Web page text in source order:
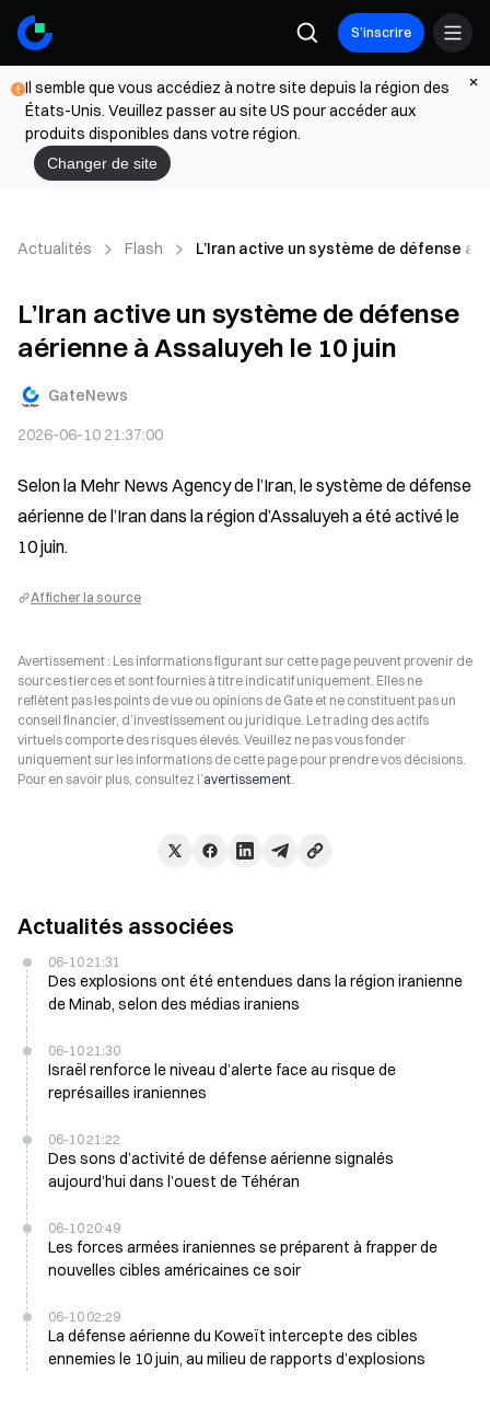
S’inscrire
Il semble que vous accédiez à notre site depuis la région des
États-Unis. Veuillez passer au site US pour accéder aux
produits disponibles dans votre région.
Changer de site
Actualités Flash L’Iran active un système de défense
L’Iran active un système de défense
aérienne à Assaluyeh le 10 juin
GateNews
2026-06-10 21:37:00
Selon la Mehr News Agency de l’Iran, le système de défense
aérienne de l’Iran dans la région d’Assaluyeh a été activé le
10 juin.
Afficher la source
Avertissement : Les informations figurant sur cette page peuvent provenir de
sources tierces et sont fournies à titre indicatif uniquement. Elles ne
reflètent pas les points de vue ou opinions de Gate et ne constituent pas un
conseil financier, d’investissement ou juridique. Le trading des actifs
virtuels comporte des risques élevés. Veuillez ne pas vous fonder
uniquement sur les informations de cette page pour prendre vos décisions.
Pour en savoir plus, consultez l’avertissement.
Actualités associées
06-10 21:31
Des explosions ont été entendues dans la région iranienne
de Minab, selon des médias iraniens
06-10 21:30
Israël renforce le niveau d’alerte face au risque de
représailles iraniennes
06-10 21:22
Des sons d’activité de défense aérienne signalés
aujourd’hui dans l’ouest de Téhéran
06-10 20:49
Les forces armées iraniennes se préparent à frapper de
nouvelles cibles américaines ce soir
06-10 02:29
La défense aérienne du Koweït intercepte des cibles
ennemies le 10 juin, au milieu de rapports d’explosions